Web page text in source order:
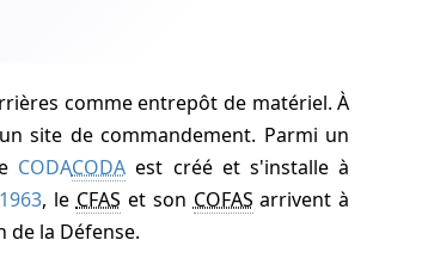
comme entrepôt de matériel. À
site de commandement. Parmi un
CODACODAest créé et s'installe à
1963, le CFAS et son COFAS arrivent à
de la Défense.